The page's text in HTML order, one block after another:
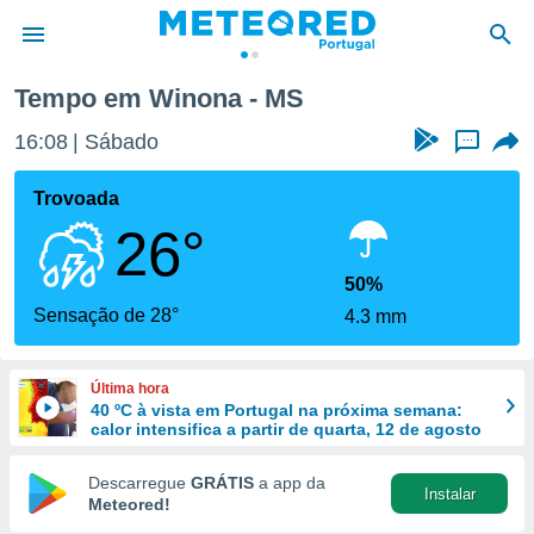
da
foi
fornecidas
a este
das
e
forma
digital
Tempo em Winona - MS
16:08 Sábado ...
Trovoada
26°
Sensação de 28°
50%
4.3 mm
Última hora
40 ºC à vista em Portugal na próxima semana:
calor intensifica a partir de quarta, 12 de agosto
Descarregue GRÁTIS a app da
Meteored!
Instalar